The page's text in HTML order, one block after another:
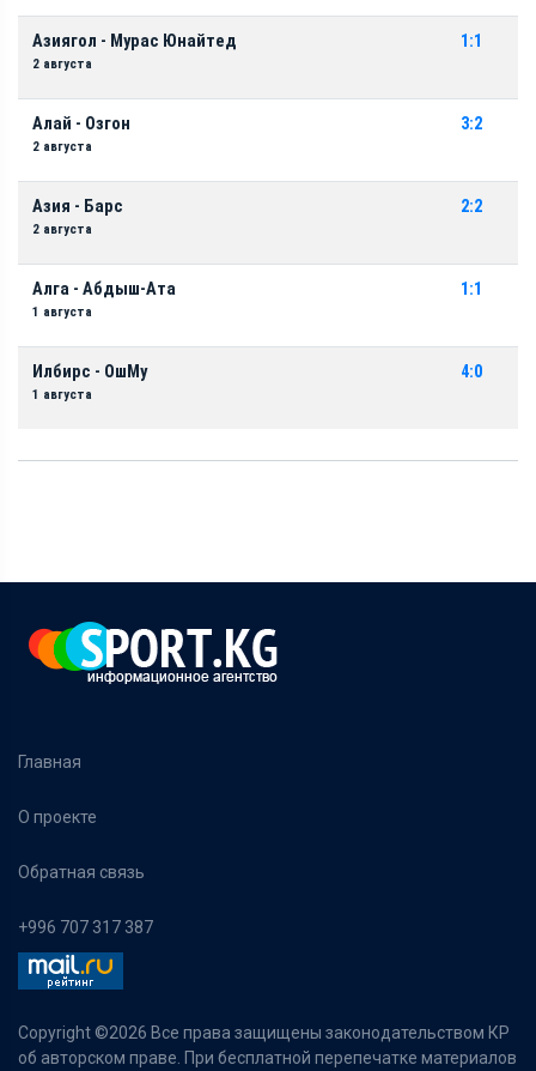
Азиягол - Мурас Юнайтед
2 августа
1:1
Алай - Озгон
2 августа
3:2
Азия - Барс
2 августа
2:2
Алга - Абдыш-Ата
1 августа
1:1
Илбирс - ОшМу
1 августа
4:0
Главная
О проекте
Обратная связь
+996 707 317 387
Copyright ©2026 Все права защищены законодательством КР
об авторском праве. При бесплатной перепечатке материалов